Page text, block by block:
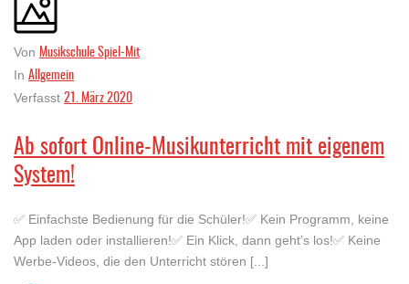
Von Musikschule Spiel-Mit
In Allgemein
Verfasst 21. März 2020
Ab sofort Online-Musikunterricht mit eigenem
System!
✅ Einfachste Bedienung für die Schüler!✅ Kein Programm, keine
App laden oder installieren!✅ Ein Klick, dann geht’s los!✅ Keine
Werbe-Videos, die den Unterricht stören [...]